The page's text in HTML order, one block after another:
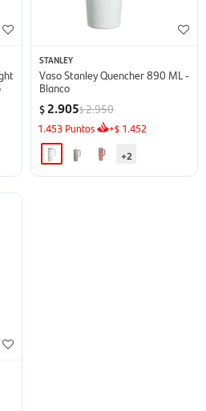
STANLEY
Vaso Stanley Quencher 890 ML -
Blanco
$ 2.905$2.950
1.453 Puntos +$ 1.452
+2